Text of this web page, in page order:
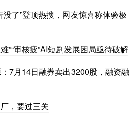
了”登顶热搜，网友惊喜称体验极
”“审核疲”AI短剧发展困局亟待破解
7月14日融券卖出3200股，融资融
，要过三关